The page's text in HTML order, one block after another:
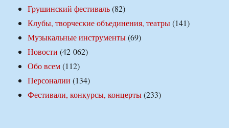
Грушинский фестиваль(82)
Клубы, творческие объединения, театры(141)
Музыкальные инструменты(69)
Новости (42 062)
Обо всем(112)
Персоналии (134)
Фестивали, конкурсы, концерты(233)